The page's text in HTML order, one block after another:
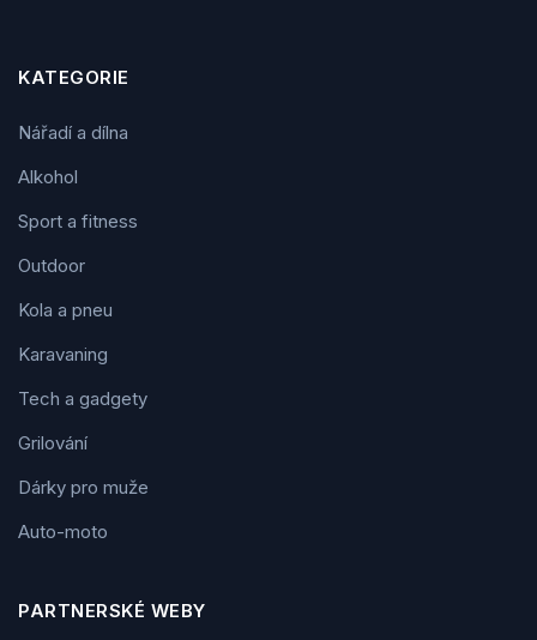
KATEGORIE
Nářadí a dílna
Alkohol
Sport a fitness
Outdoor
Kola a pneu
Karavaning
Tech a gadgety
Grilování
Dárky pro muže
Auto-moto
PARTNERSKÉ WEBY